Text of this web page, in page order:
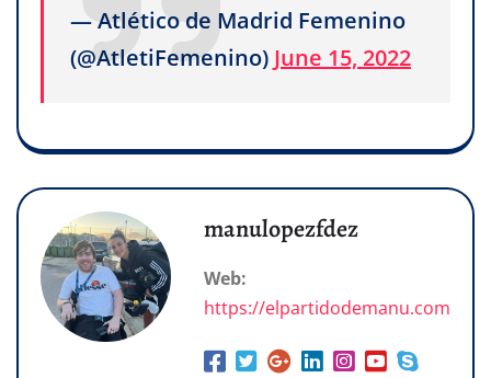
— Atlético de Madrid Femenino
(@AtletiFemenino) June 15, 2022
manulopezfdez
Web:
https://elpartidodemanu.com